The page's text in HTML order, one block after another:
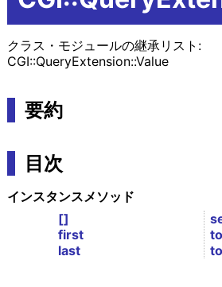
クラス・モジュールの継承リスト:
CGI::QueryExtension::Value
要約
目次
インスタンスメソッド
[]
first
last